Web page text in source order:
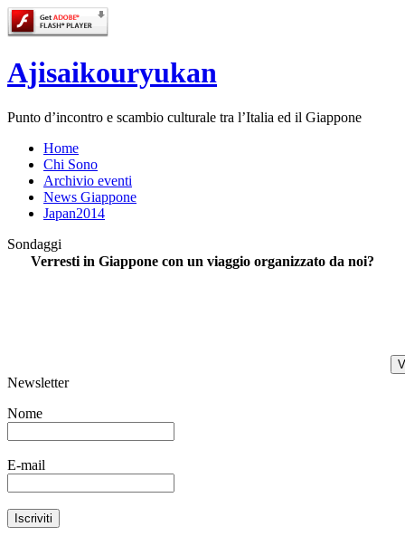
Ajisaikouryukan
Punto d’incontro e scambio culturale tra l’Italia ed il Giappone
Home
Chi Sono
Archivio eventi
News Giappone
Japan2014
Sondaggi
Verresti in Giappone con un viaggio organizzato da noi?
Newsletter
Nome
E-mail